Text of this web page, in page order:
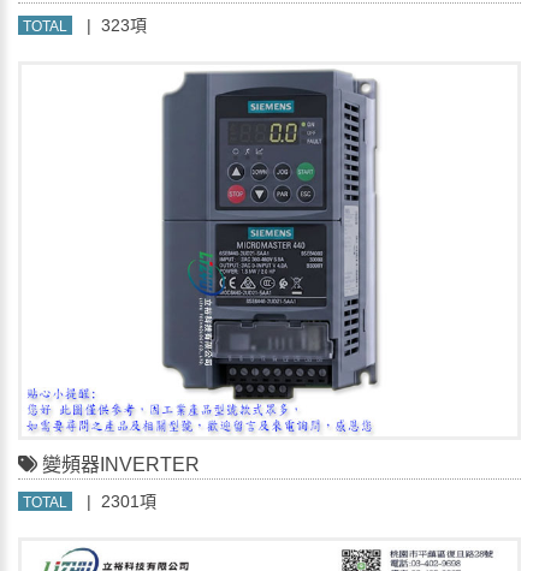
TOTAL | 323項
變頻器INVERTER
TOTAL | 2301項